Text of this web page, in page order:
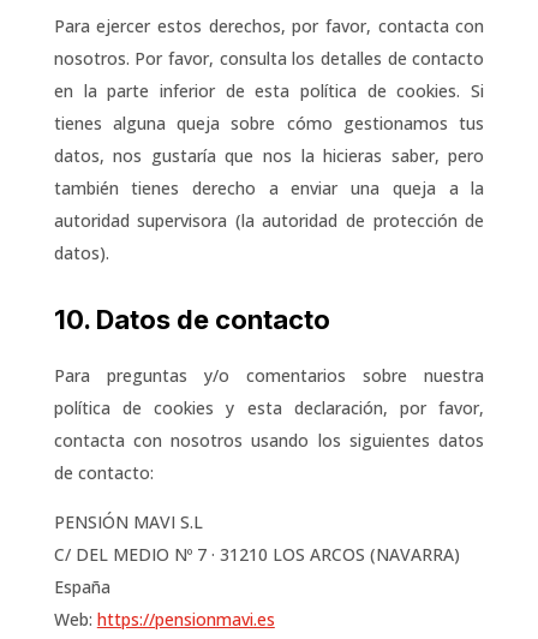
Para ejercer estos derechos, por favor, contacta con
nosotros. Por favor, consulta los detalles de contacto
en la parte inferior de esta política de cookies. Si
tienes alguna queja sobre cómo gestionamos tus
datos, nos gustaría que nos la hicieras saber, pero
también tienes derecho a enviar una queja a la
autoridad supervisora (la autoridad de protección de
datos).
10. Datos de contacto
Para preguntas y/o comentarios sobre nuestra
política de cookies y esta declaración, por favor,
contacta con nosotros usando los siguientes datos
de contacto:
PENSIÓN MAVI S.L
C/ DEL MEDIO Nº 7 · 31210 LOS ARCOS (NAVARRA)
España
Web: https://pensionmavi.es